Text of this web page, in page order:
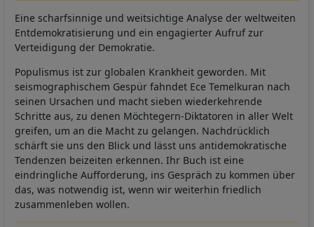
Eine scharfsinnige und weitsichtige Analyse der weltweiten
Entdemokratisierung und ein engagierter Aufruf zur
Verteidigung der Demokratie.
Populismus ist zur globalen Krankheit geworden. Mit
seismographischem Gespür fahndet Ece Temelkuran nach
seinen Ursachen und macht sieben wiederkehrende
Schritte aus, zu denen Möchtegern-Diktatoren in aller Welt
greifen, um an die Macht zu gelangen. Nachdrücklich
schärft sie uns den Blick und lässt uns antidemokratische
Tendenzen beizeiten erkennen. Ihr Buch ist eine
eindringliche Aufforderung, ins Gespräch zu kommen über
das, was notwendig ist, wenn wir weiterhin friedlich
zusammenleben wollen.